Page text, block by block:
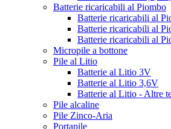
Batterie ricaricabili al Piombo
Batterie ricaricabili al
Batterie ricaricabili al
Batterie ricaricabili al
Micropile a bottone
Pile al Litio
Batterie al Litio 3V
Batterie al Litio 3,6V
Batterie al Litio - Altre
Pile alcaline
Pile Zinco-Aria
Portapile